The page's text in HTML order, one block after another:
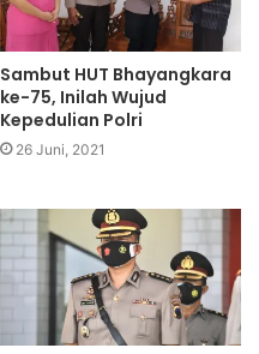
Sambut HUT Bhayangkara
ke-75, Inilah Wujud
Kepedulian Polri
26 Juni, 2021